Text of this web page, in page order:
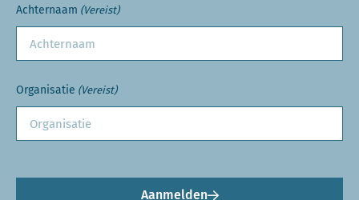
Achternaam (Vereist)
Organisatie (Vereist)
Aanmelden